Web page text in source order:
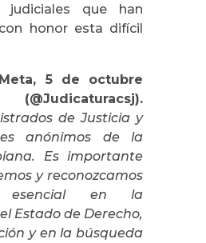
judiciales que han
honor esta difícil
5 de octubre
de Justicia y
anónimos de la
Es importante
y reconozcamos
esencial en la
Estado de Derecho,
y en la búsqueda